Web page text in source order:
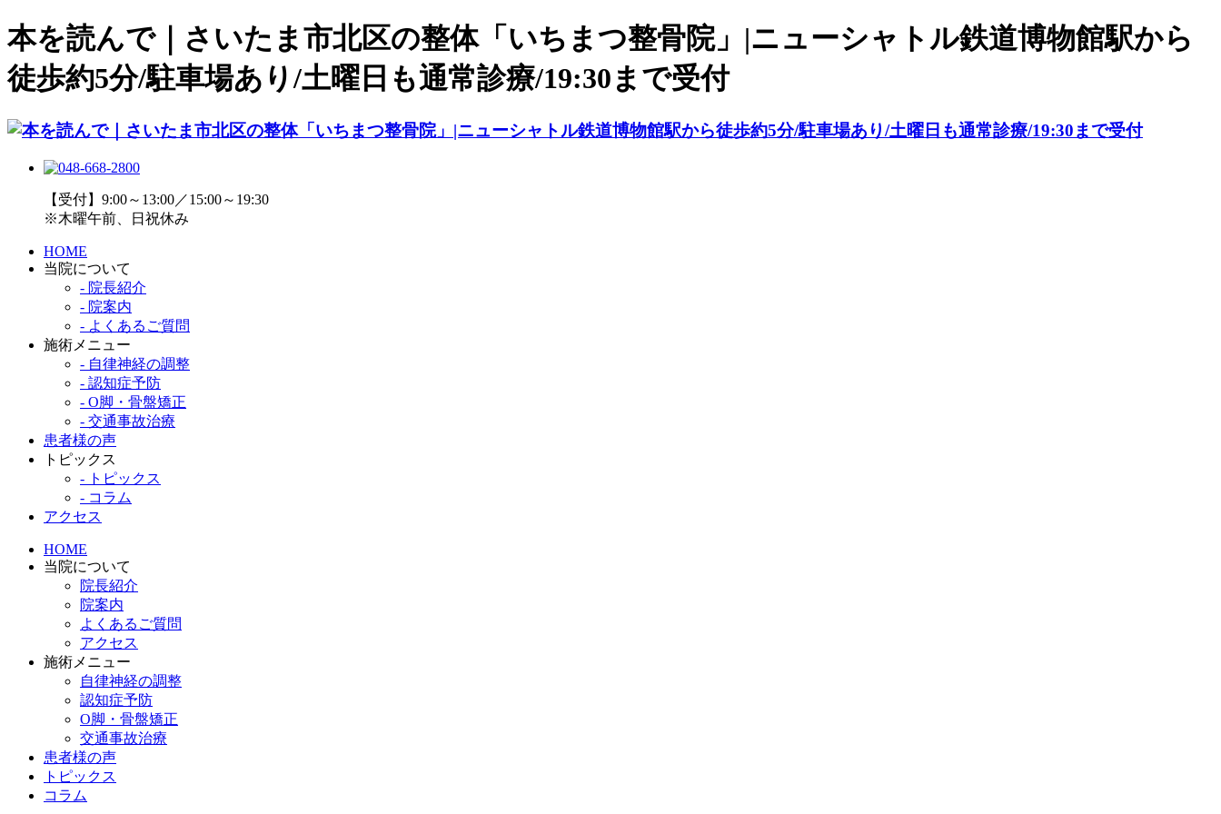
本を読んで｜さいたま市北区の整体「いちまつ整骨院」|ニューシャトル鉄道博物館駅から
徒歩約5分/駐車場あり/土曜日も通常診療/19:30まで受付
【受付】9:00～13:00／15:00～19:30
※木曜午前、日祝休み
HOME
当院について
- 院長紹介
- 院案内
- よくあるご質問
施術メニュー
- 自律神経の調整
- 認知症予防
- O脚・骨盤矯正
- 交通事故治療
患者様の声
トピックス
- トピックス
- コラム
アクセス
HOME
当院について
院長紹介
院案内
よくあるご質問
アクセス
施術メニュー
自律神経の調整
認知症予防
O脚・骨盤矯正
交通事故治療
患者様の声
トピックス
コラム